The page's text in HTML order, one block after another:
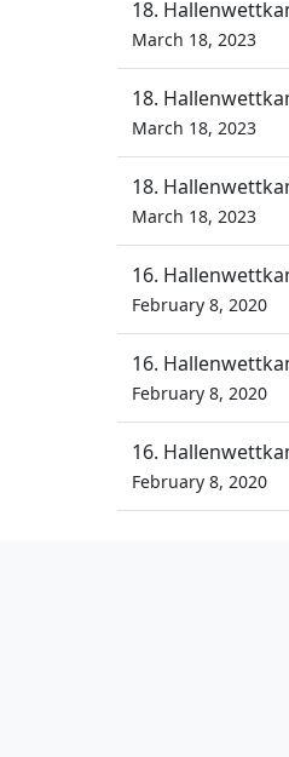
18.
March 18, 2023
18.
March 18, 2023
18.
March 18, 2023
16.
February 8, 2020
16.
February 8, 2020
16.
February 8, 2020